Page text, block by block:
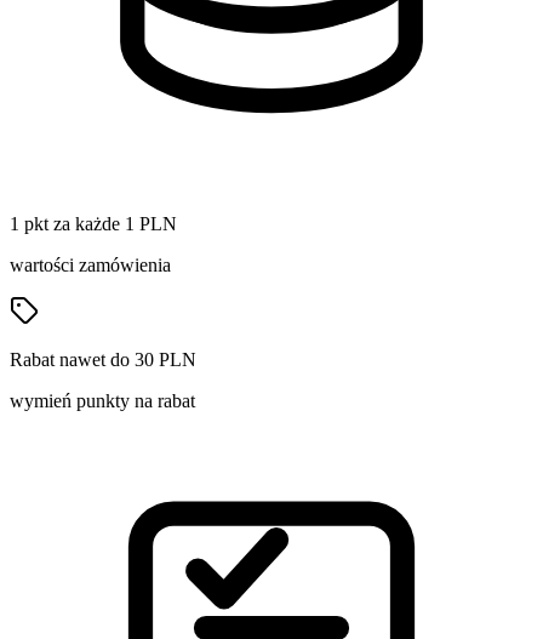
1 pkt za każde 1 PLN
wartości zamówienia
Rabat nawet do 30 PLN
wymień punkty na rabat